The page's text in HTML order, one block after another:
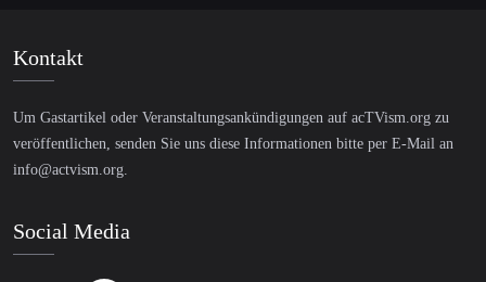
Kontakt
Um Gastartikel oder Veranstaltungsankündigungen auf acTVism.org zu
veröffentlichen, senden Sie uns diese Informationen bitte per E-Mail an
info@actvism.org.
Social Media